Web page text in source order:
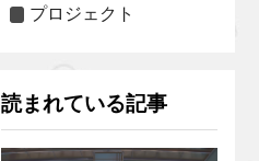
プロジェクト
読まれている記事